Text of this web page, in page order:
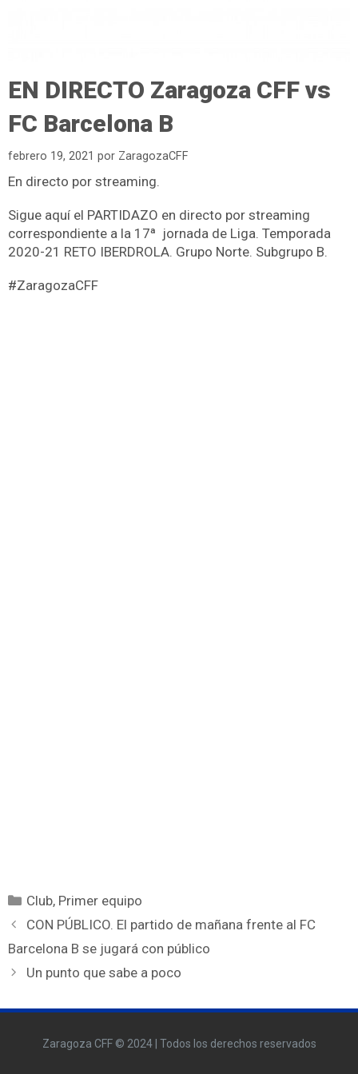
EN DIRECTO Zaragoza CFF vs
FC Barcelona B
febrero 19, 2021 por ZaragozaCFF
En directo por streaming.
Sigue aquí el PARTIDAZO en directo por streaming
correspondiente a la 17ª jornada de Liga. Temporada
2020-21 RETO IBERDROLA. Grupo Norte. Subgrupo B.
#ZaragozaCFF
Club, Primer equipo
CON PÚBLICO. El partido de mañana frente al FC
Barcelona B se jugará con público
Un punto que sabe a poco
Zaragoza CFF © 2024 | Todos los derechos reservados